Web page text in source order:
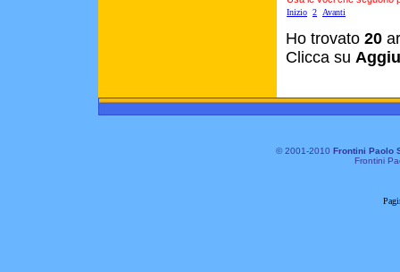
Inizio 2 Avanti
Ho trovato 20
Clicca su
© 2001-2010 Frontini Paolo
Frontini